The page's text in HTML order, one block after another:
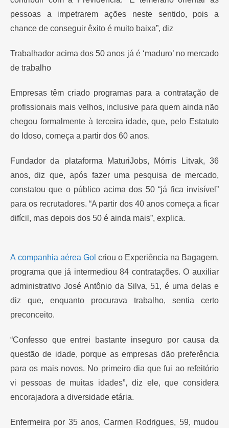
pessoas a impetrarem ações neste sentido, pois a
chance de conseguir êxito é muito baixa”, diz
Trabalhador acima dos 50 anos já é ‘maduro’ no mercado
de trabalho
Empresas têm criado programas para a contratação de
profissionais mais velhos, inclusive para quem ainda não
chegou formalmente à terceira idade, que, pelo Estatuto
do Idoso, começa a partir dos 60 anos.
Fundador da plataforma MaturiJobs, Mórris Litvak, 36
anos, diz que, após fazer uma pesquisa de mercado,
constatou que o público acima dos 50 “já fica invisível”
para os recrutadores. “A partir dos 40 anos começa a ficar
difícil, mas depois dos 50 é ainda mais”, explica.
A companhia aérea Gol criou o Experiência na Bagagem,
programa que já intermediou 84 contratações. O auxiliar
administrativo José Antônio da Silva, 51, é uma delas e
diz que, enquanto procurava trabalho, sentia certo
preconceito.
“Confesso que entrei bastante inseguro por causa da
questão de idade, porque as empresas dão preferência
para os mais novos. No primeiro dia que fui ao refeitório
vi pessoas de muitas idades”, diz ele, que considera
encorajadora a diversidade etária.
Enfermeira por 35 anos, Carmen Rodrigues, 59, mudou